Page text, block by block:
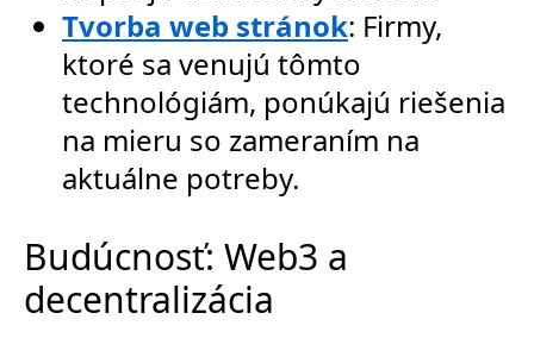
Tvorba web stránok: Firmy,
ktoré sa venujú tômto
technológiám, ponúkajú riešenia
na mieru so zameraním na
aktuálne potreby.
Budúcnosť: Web3 a
decentralizácia